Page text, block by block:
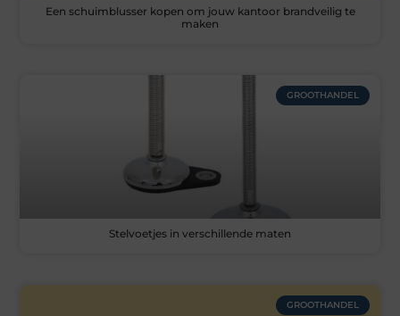
Een schuimblusser kopen om jouw kantoor brandveilig te
maken
GROOTHANDEL
Stelvoetjes in verschillende maten
GROOTHANDEL